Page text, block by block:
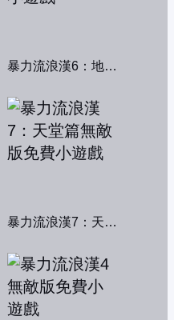
暴力流浪漢6：地獄篇
暴力流浪漢7：天堂篇無敵版